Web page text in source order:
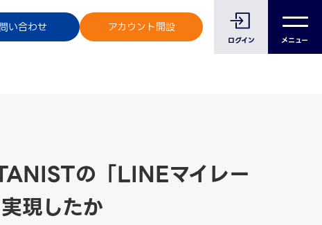
い合わせ アカウント開設
ログイン メニュー
のお客様へ
の「LINEマイレー
現したか